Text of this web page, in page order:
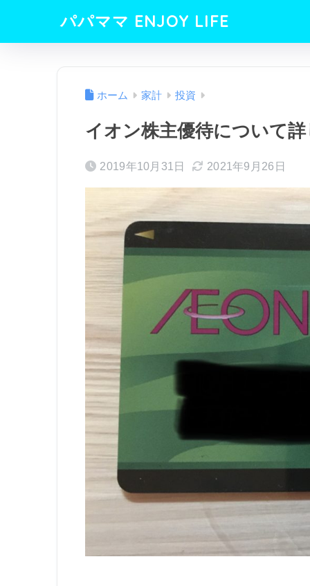
パパママ ENJOY LIFE
ホーム 家計 投資
イオン株主優待について
2019年10月31日 2021年9月26日